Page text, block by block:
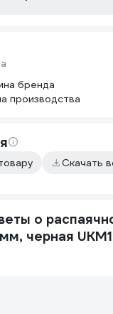
бренда
производства
Скачать
о
черная